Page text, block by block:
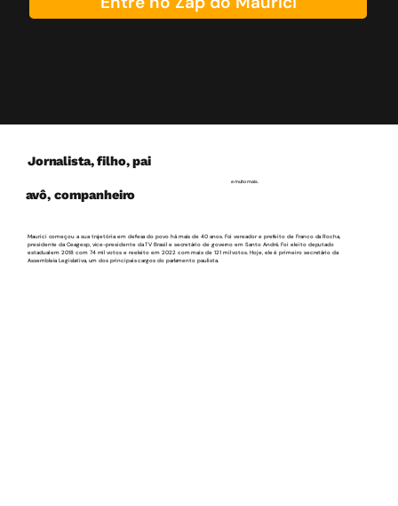
avô, companheiro
emuito mais.
Maurici começou a sua trajetória em defesa do povo há mais de 40 anos. Foi vereador e prefeito de Franco da Rocha,
presidente da Ceagesp, vice-presidente da TV Brasil e secretário de governo em Santo André. Foi eleito deputado
estadual em 2018 com 74 mil votos e reeleito em 2022 com mais de 121 mil votos. Hoje, ele é primeiro secretário da
Assembleia Legislativa, um dos principais cargos do parlamento paulista.
Jornalista, filho, pai